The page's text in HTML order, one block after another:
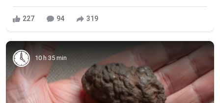
227 94 319
10 h 35 min